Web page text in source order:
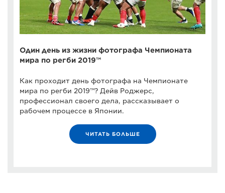
Один день из жизни фотографа Чемпионата
мира по регби 2019™
Как проходит день фотографа на Чемпионате
мира по регби 2019™? Дейв Роджерс,
профессионал своего дела, рассказывает о
рабочем процессе в Японии.
ЧИТАТЬ БОЛЬШЕ